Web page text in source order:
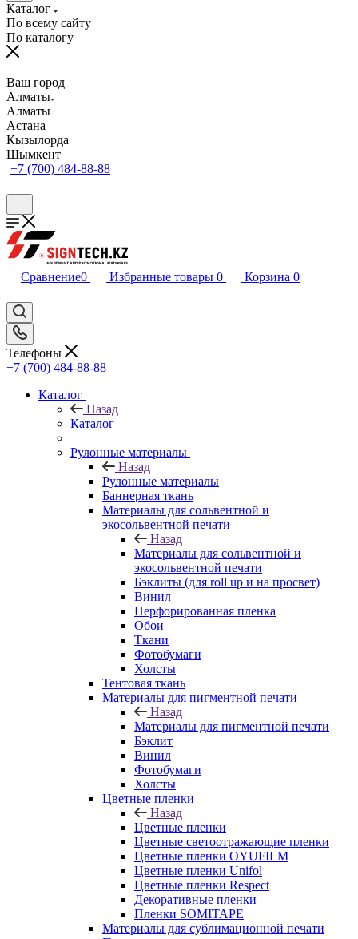
Каталог
По всему сайту
По каталогу
Ваш город
Алматы
Алматы
Астана
Кызылорда
Шымкент
+7 (700) 484-88-88
Сравнение0 Избранные товары 0 Корзина 0
Телефоны
+7 (700) 484-88-88
Каталог
Назад
Каталог
Рулонные материалы
Назад
Рулонные материалы
Баннерная ткань
Материалы для сольвентной и
экосольвентной печати
Назад
Материалы для сольвентной и
экосольвентной печати
Бэклиты (для roll up и на просвет)
Винил
Перфорированная пленка
Обои
Ткани
Фотобумаги
Холсты
Тентовая ткань
Материалы для пигментной печати
Назад
Материалы для пигментной печати
Бэклит
Винил
Фотобумаги
Холсты
Цветные пленки
Назад
Цветные пленки
Цветные светоотражающие пленки
Цветные пленки OYUFILM
Цветные пленки Unifol
Цветные пленки Respect
Декоративные пленки
Пленки SOMITAPE
Материалы для сублимационной печати